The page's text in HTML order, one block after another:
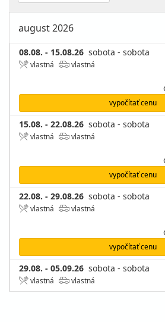
august 2026
08.08. - 15.08.26 sobota - sobota
vlastná vlastná
vypočítať cenu
15.08. - 22.08.26 sobota - sobota
vlastná vlastná
vypočítať cenu
22.08. - 29.08.26 sobota - sobota
vlastná vlastná
vypočítať cenu
29.08. - 05.09.26 sobota - sobota
vlastná vlastná